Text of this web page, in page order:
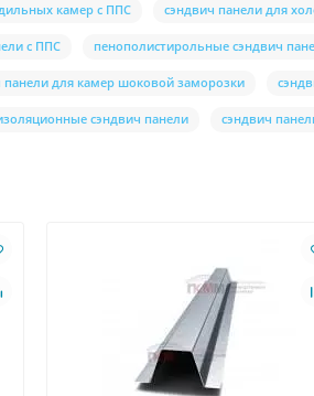
камер с ППС сэндвич панели для
с ППС пенополистирольные сэндвич
панели для камер шоковой заморозки
сэндвич панели сэндвич